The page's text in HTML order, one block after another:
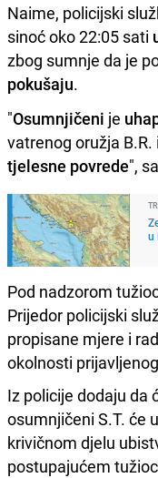
Naime, policijski
sinoć oko 22:05 sati
zbog sumnje da je
pokušaju.
"Osumnjičeni je
vatrenog oružja
tjelesne povrede",
u
Pod nadzorom
Prijedor policijski
propisane mjere i
okolnosti
Iz policije dodaju da
osumnjičeni S.T. će
krivičnom djelu
postupajućem